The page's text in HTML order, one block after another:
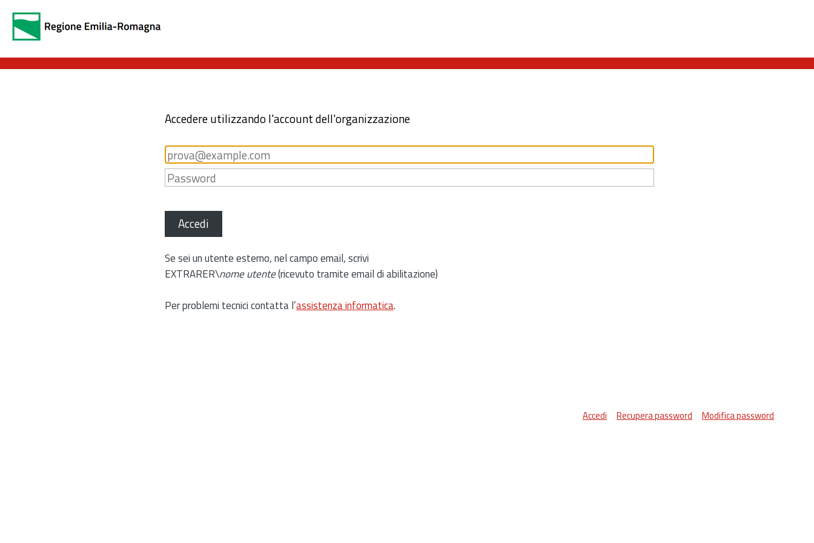
Accedere utilizzando l'account dell'organizzazione
Accedi
Se sei un utente esterno, nel campo email, scrivi
EXTRARER\nome utente(ricevuto tramite email di abilitazione)
Per problemi tecnici contatta l’assistenza informatica.
Accedi Recupera password Modifica password